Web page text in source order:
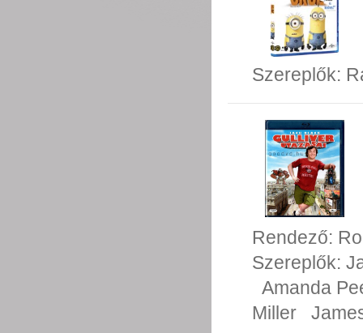
Szereplők:
Rendező:
Szereplők:
Amanda
Miller